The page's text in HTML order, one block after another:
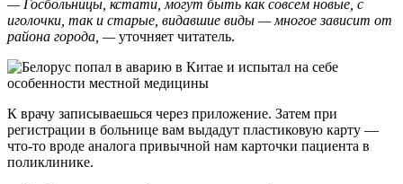
— Госбольницы, кстати, могут быть как совсем новые, с
иголочки, так и старые, видавшие виды — многое зависит от
района города, —уточняет читатель.
К врачу записываешься через приложение. Затем при
регистрации в больнице вам выдадут пластиковую карту —
что-то вроде аналога привычной нам карточки пациента в
поликлинике.